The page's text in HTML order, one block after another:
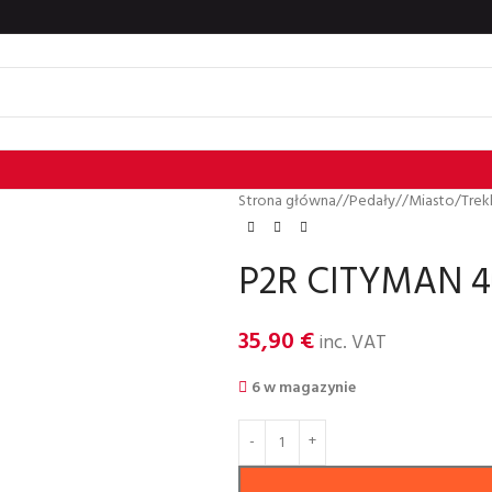
Strona główna/ Pedały/ Miasto/
P2R CITYMAN
35,90 €inc. VAT
6 w magazynie